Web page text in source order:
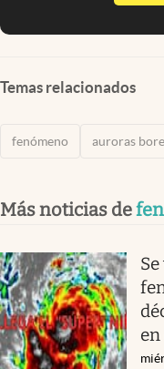
Temas relacionados
fenómeno auroras
Más noticias de
en